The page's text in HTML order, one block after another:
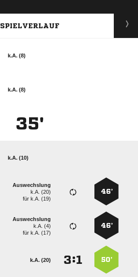
SPIELVERLAUF
k.A. (8)
k.A. (8)
35'
k.A. (10)
46’
Auswechslung
k.A. (20)
fürk.A. (19)
46’
Auswechslung
k.A. (4)
fürk.A. (17)
50’
:
k.A. (20)